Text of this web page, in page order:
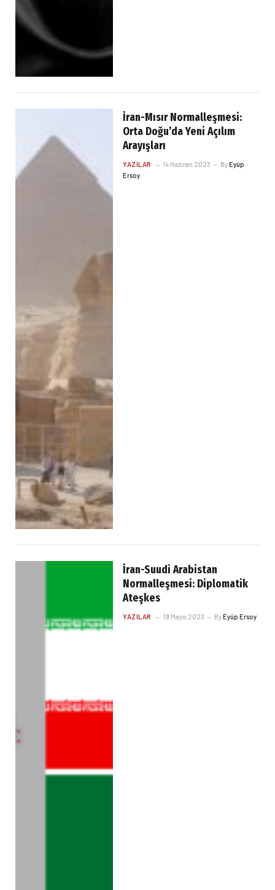
İran-Mısır Normalleşmesi:
Orta Doğu’da Yeni Açılım
Arayışları
YAZILAR 14 Haziran 2023 ByEyüp
Ersoy
İran-Suudi Arabistan
Normalleşmesi: Diplomatik
Ateşkes
YAZILAR 19 Mayıs 2023 ByEyüp Ersoy